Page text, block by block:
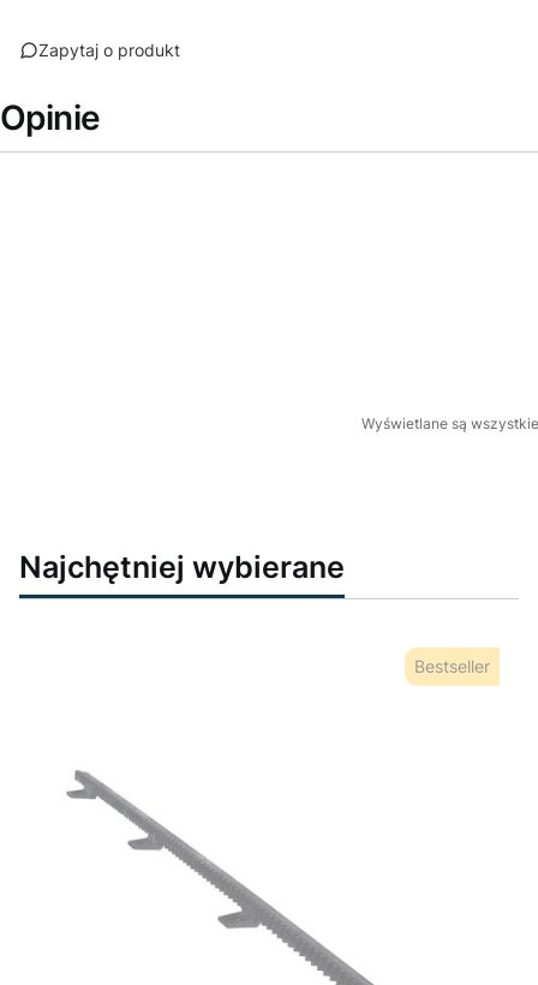
Zapytaj o produkt
Opinie
Wyświetlane są
Najchętniej wybierane
Bestseller